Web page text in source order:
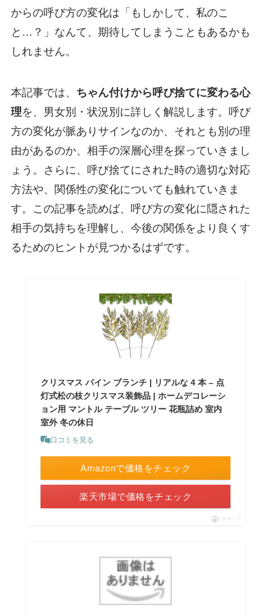
からの呼び方の変化は「もしかして、私のこ
と…？」なんて、期待してしまうこともあるかも
しれません。
本記事では、 ちゃん付けから呼び捨てに変わる心
理を、男女別・状況別に詳しく解説します。呼び
方の変化が脈ありサインなのか、それとも別の理
由があるのか、相手の深層心理を探っていきまし
ょう。さらに、呼び捨てにされた時の適切な対応
方法や、関係性の変化についても触れていきま
す。この記事を読めば、呼び方の変化に隠された
相手の気持ちを理解し、今後の関係をより良くす
るためのヒントが見つかるはずです。
クリスマス パイン ブランチ | リアルな 4 本 – 点
灯式松の枝クリスマス装飾品 | ホームデコレーシ
ョン用 マントル テーブル ツリー 花瓶詰め 室内
室外 冬の休日
口コミを見る
Amazonで価格をチェック
楽天市場で価格をチェック
ポチップ